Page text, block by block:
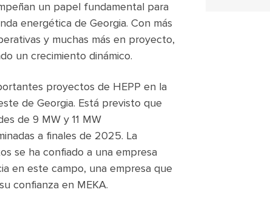
un papel fundamental para
energética de Georgia. Con más
y muchas más en proyecto,
un crecimiento dinámico.
proyectos de HEPP en la
de Georgia. Está previsto que
de 9 MW y 11 MW
a finales de 2025. La
se ha confiado a una empresa
en este campo, una empresa que
confianza en MEKA.